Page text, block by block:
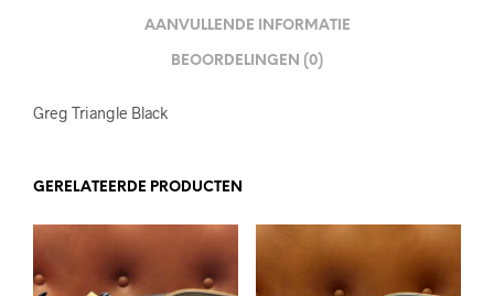
AANVULLENDE INFORMATIE
BEOORDELINGEN (0)
Greg Triangle Black
GERELATEERDE PRODUCTEN